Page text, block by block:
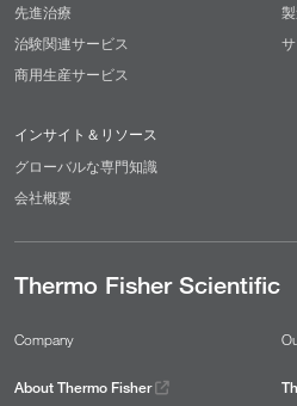
先進治療
治験関連サービス
商用生産サービス
インサイト＆リソース
グローバルな専門知識
会社概要
Thermo Fisher Scientific
Company
About Thermo Fisher